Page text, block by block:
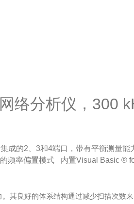
络分析仪，300
集成的2、3和4端口，带有平衡测量能
频率偏置模式
内置Visual Basic ®
其良好的体系结构通过减少扫描次数